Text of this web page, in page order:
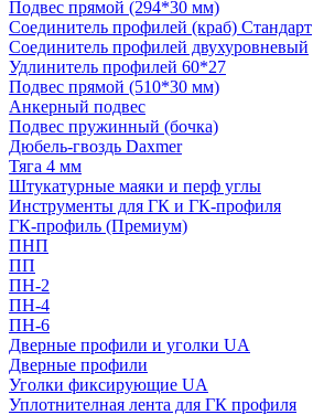
Подвес прямой (294*30 мм)
Соединитель профилей (краб) Стандарт
Соединитель профилей двухуровневый
Удлинитель профилей 60*27
Подвес прямой (510*30 мм)
Анкерный подвес
Подвес пружинный (бочка)
Дюбель-гвоздь Daxmer
Тяга 4 мм
Штукатурные маяки и перф углы
Инструменты для ГК и ГК-профиля
ГК-профиль (Премиум)
ПНП
ПП
ПН-2
ПН-4
ПН-6
Дверные профили и уголки UA
Дверные профили
Уголки фиксирующие UA
Уплотнителная лента для ГК профиля